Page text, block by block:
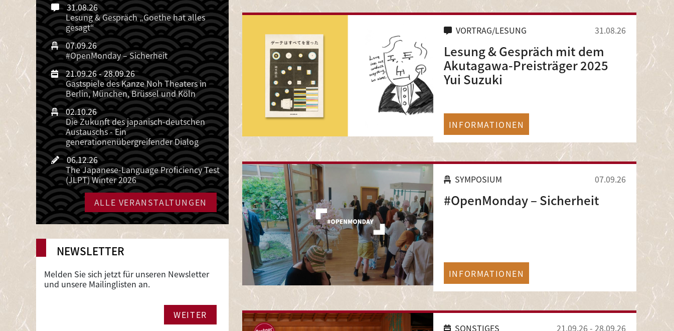
VORTRAG/LESUNG 31.08.26
Lesung & Gespräch mit dem
Akutagawa-Preisträger 2025
Yui Suzuki
INFORMATIONEN
SYMPOSIUM 07.09.26
#OpenMonday – Sicherheit
INFORMATIONEN
SONSTIGES 21.09.26 - 28.09.26
31.08.26
Lesung & Gespräch „Goethe hat alles
gesagt“
07.09.26
#OpenMonday – Sicherheit
21.09.26-28.09.26
Gastspiele des Kanze Noh Theaters in
Berlin, München, Brüssel und Köln
02.10.26
Die Zukunft des japanisch-deutschen
Austauschs - Ein
generationenübergreifender Dialog
06.12.26
The Japanese-Language Proficiency Test
(JLPT) Winter 2026
ALLE VERANSTALTUNGEN
NEWSLETTER
Melden Sie sich jetzt für unseren Newsletter
und unsere Mailinglisten an.
WEITER